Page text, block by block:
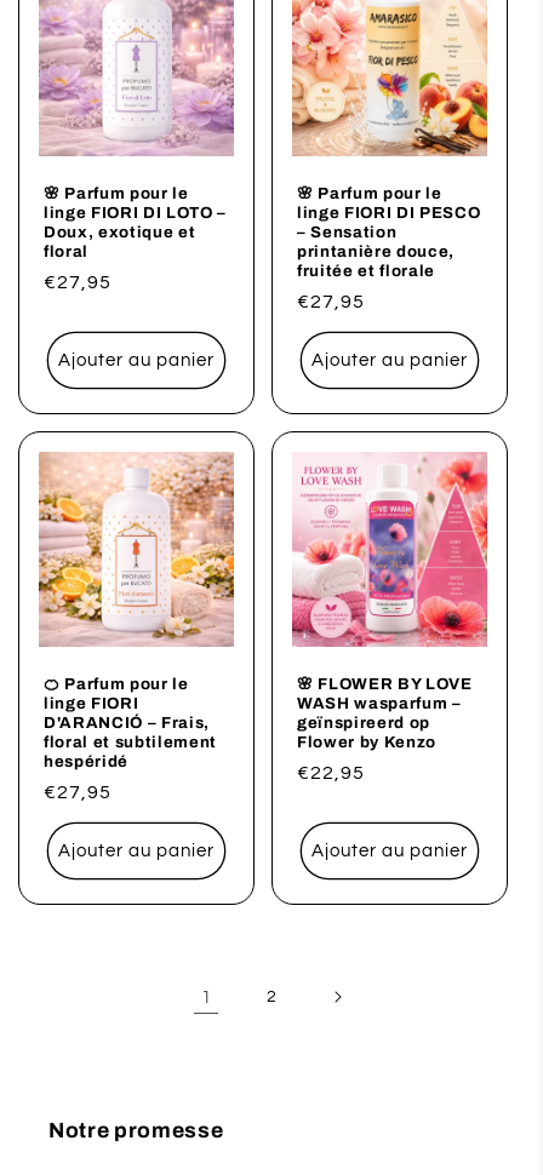
🌸 Parfum pour le
linge FIORI DI LOTO –
Doux, exotique et
floral
Prix
€27,95
Ajouter au panier
🌸 Parfum pour le
linge FIORI DI PESCO
– Sensation
printanière douce,
fruitée et florale
Prix
habituel
€27,95
Ajouter au panier
🍊 Parfum pour le
linge FIORI
D'ARANCIÓ – Frais,
floral et subtilement
hespéridé
Prix
habituel
€27,95
Ajouter au panier
🌸 FLOWER BY LOVE
WASH wasparfum –
geïnspireerd op
Flower by Kenzo
Prix
€22,95
Ajouter au panier
1 2
Notre promesse